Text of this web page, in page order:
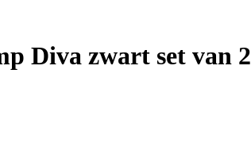
Diva zwart set van 2